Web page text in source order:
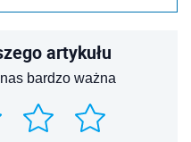
artykułu
bardzo ważna